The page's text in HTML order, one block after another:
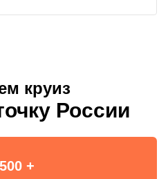
круиз
России
+